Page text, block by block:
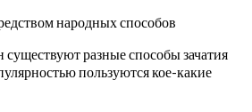
народных способов
разные способы зачатия
пользуются кое-какие